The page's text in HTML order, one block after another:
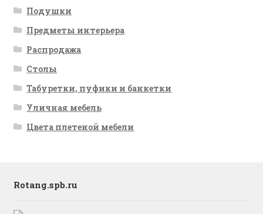
Подушки
Предметы интерьера
Распродажа
Столы
Табуретки, пуфики и банкетки
Уличная мебель
Цвета плетеной мебели
Rotang.spb.ru